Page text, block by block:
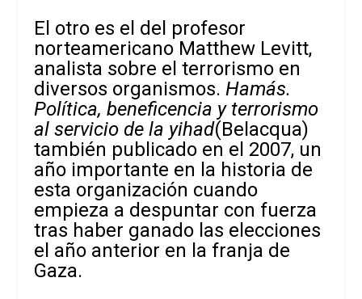
El otro es el del profesor
norteamericano Matthew Levitt,
analista sobre el terrorismo en
diversos organismos.Hamás.
Política, beneficencia y terrorismo
al servicio de la yihad(Belacqua)
también publicado en el 2007, un
año importante en la historia de
esta organización cuando
empieza a despuntar con fuerza
tras haber ganado las elecciones
el año anterior en la franja de
Gaza.